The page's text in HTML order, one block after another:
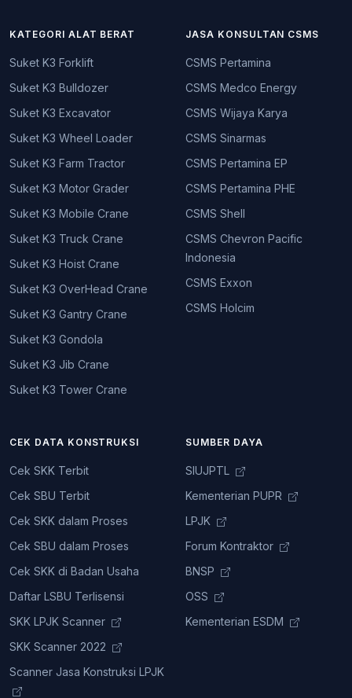
KATEGORI ALAT BERAT
Suket K3 Forklift
Suket K3 Bulldozer
Suket K3 Excavator
Suket K3 Wheel Loader
Suket K3 Farm Tractor
Suket K3 Motor Grader
Suket K3 Mobile Crane
Suket K3 Truck Crane
Suket K3 Hoist Crane
Suket K3 OverHead Crane
Suket K3 Gantry Crane
Suket K3 Gondola
Suket K3 Jib Crane
Suket K3 Tower Crane
JASA KONSULTAN CSMS
CSMS Pertamina
CSMS Medco Energy
CSMS Wijaya Karya
CSMS Sinarmas
CSMS Pertamina EP
CSMS Pertamina PHE
CSMS Shell
CSMS Chevron Pacific
Indonesia
CSMS Exxon
CSMS Holcim
CEK DATA KONSTRUKSI
Cek SKK Terbit
Cek SBU Terbit
Cek SKK dalam Proses
Cek SBU dalam Proses
Cek SKK di Badan Usaha
Daftar LSBU Terlisensi
SKK LPJK Scanner
SKK Scanner 2022
Scanner Jasa Konstruksi LPJK
SUMBER DAYA
SIUJPTL
Kementerian PUPR
LPJK
Forum Kontraktor
BNSP
OSS
Kementerian ESDM